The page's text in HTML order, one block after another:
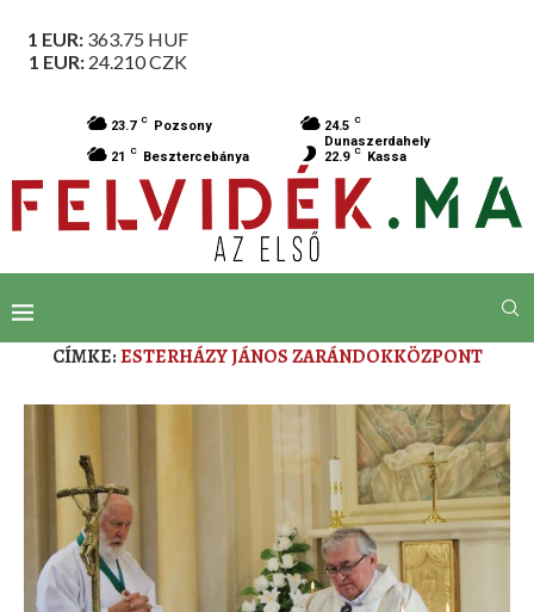
1 EUR: 363.75 HUF
1 EUR: 24.210CZK
23.7 C Pozsony 24.5 C
Dunaszerdahely
21 C Besztercebánya 22.9 C Kassa
CÍMKE:ESTERHÁZY JÁNOS ZARÁNDOKKÖZPONT